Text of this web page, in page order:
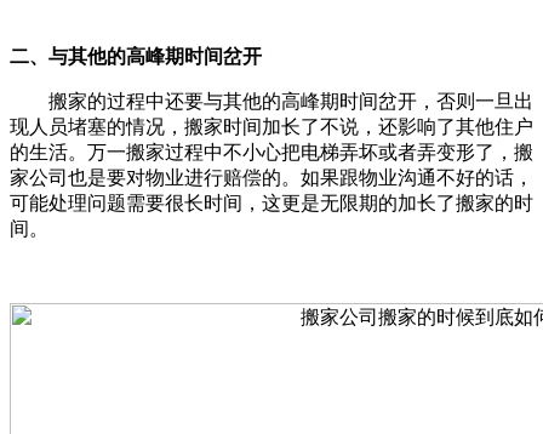
二、与其他的高峰期时间岔开
搬家的过程中还要与其他的高峰期时间岔开，否则一旦出
现人员堵塞的情况，搬家时间加长了不说，还影响了其他住户
的生活。万一搬家过程中不小心把电梯弄坏或者弄变形了，搬
家公司也是要对物业进行赔偿的。如果跟物业沟通不好的话，
可能处理问题需要很长时间，这更是无限期的加长了搬家的时
间。